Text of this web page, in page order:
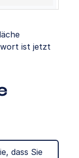
ist jetzt
dass Sie